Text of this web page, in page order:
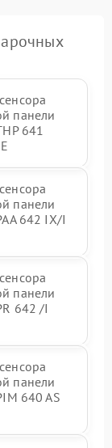
панели
641
панели
642 IX/I
панели
642 /I
панели
640 AS